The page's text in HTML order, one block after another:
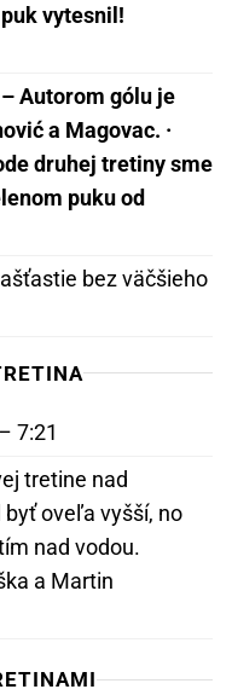
vytesnil!
Autorom gólu je
a Magovac. ·
druhej tretiny sme
puku od
bez väčšieho
– 7:21
tretine nad
oveľa vyšší, no
nad vodou.
a Martin